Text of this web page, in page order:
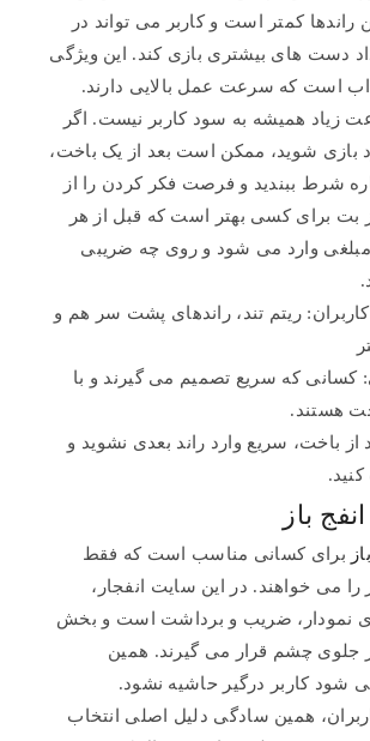
راندها کمتر است و کاربر می تواند در
دست های بیشتری بازی کند. این ویژگی
است که سرعت عمل بالایی دارند.
زیاد همیشه به سود کاربر نیست. اگر
بازی شوید، ممکن است بعد از یک باخت،
شرط ببندید و فرصت فکر کردن را از
بت برای کسی بهتر است که قبل از هر
مبلغی وارد می شود و روی چه ضریبی
ریتم تند، راندهای پشت سر هم و
کسانی که سریع تصمیم می گیرند و با
هستند.
از باخت، سریع وارد راند بعدی نشوید و
باز
برای کسانی مناسب است که فقط
را می خواهند. در این سایت انفجار،
نمودار، ضریب و برداشت است و بخش
جلوی چشم قرار می گیرند. همین
شود کاربر درگیر حاشیه نشود.
همین سادگی دلیل اصلی انتخاب